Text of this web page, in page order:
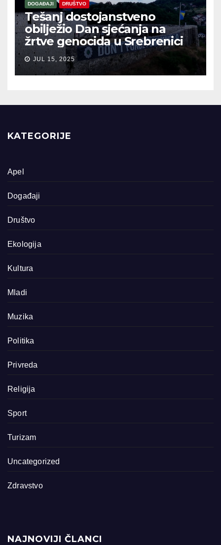
DOGAĐAJI DRUŠTVO
Tešanj dostojanstveno
obilježio Dan sjećanja na
žrtve genocida u Srebrenici
JUL 15, 2025
KATEGORIJE
Apel
Događaji
Društvo
Ekologija
Kultura
Mladi
Muzika
Politika
Privreda
Religija
Sport
Turizam
Uncategorized
Zdravstvo
NAJNOVIJI ČLANCI